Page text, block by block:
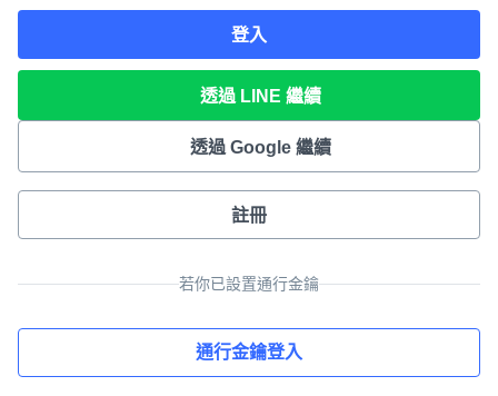
登入
透過 LINE 繼續
透過 Google 繼續
註冊
若你已設置通行金鑰
通行金鑰登入